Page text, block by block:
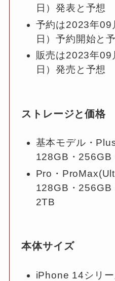
日）発表と予想
予約は2023年09
日）予約開始と
販売は2023年09
日）発売と予想
ストレージと価格
基本モデル・
128GB・256GB
Pro・
128GB・256GB
2TB
本体サイズ
iPhone 14シリ